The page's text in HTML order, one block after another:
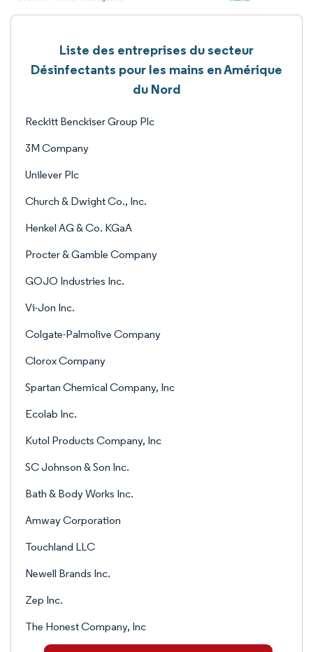
Liste des entreprises du secteur
Désinfectants pour les mains en Amérique
du Nord
Reckitt Benckiser Group Plc
3M Company
Unilever Plc
Church & Dwight Co., Inc.
Henkel AG & Co. KGaA
Procter & Gamble Company
GOJO Industries Inc.
Vi-Jon Inc.
Colgate-Palmolive Company
Clorox Company
Spartan Chemical Company, Inc
Ecolab Inc.
Kutol Products Company, Inc
SC Johnson & Son Inc.
Bath & Body Works Inc.
Amway Corporation
Touchland LLC
Newell Brands Inc.
Zep Inc.
The Honest Company, Inc